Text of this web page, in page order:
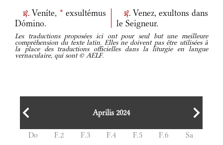
r. Veníte, * exsultémus
Dómino.
r. Venez, exultons dans
le Seigneur.
Les traductions proposées ici ont pour seul but une meilleure
compréhension du texte latin. Elles ne doivent pas être utilisées à
la place des traductions officielles dans la liturgie en langue
vernaculaire, qui sont © AELF.
Aprilis 2024
Do F.2 F.3 F.4 F.5 F.6
Sa